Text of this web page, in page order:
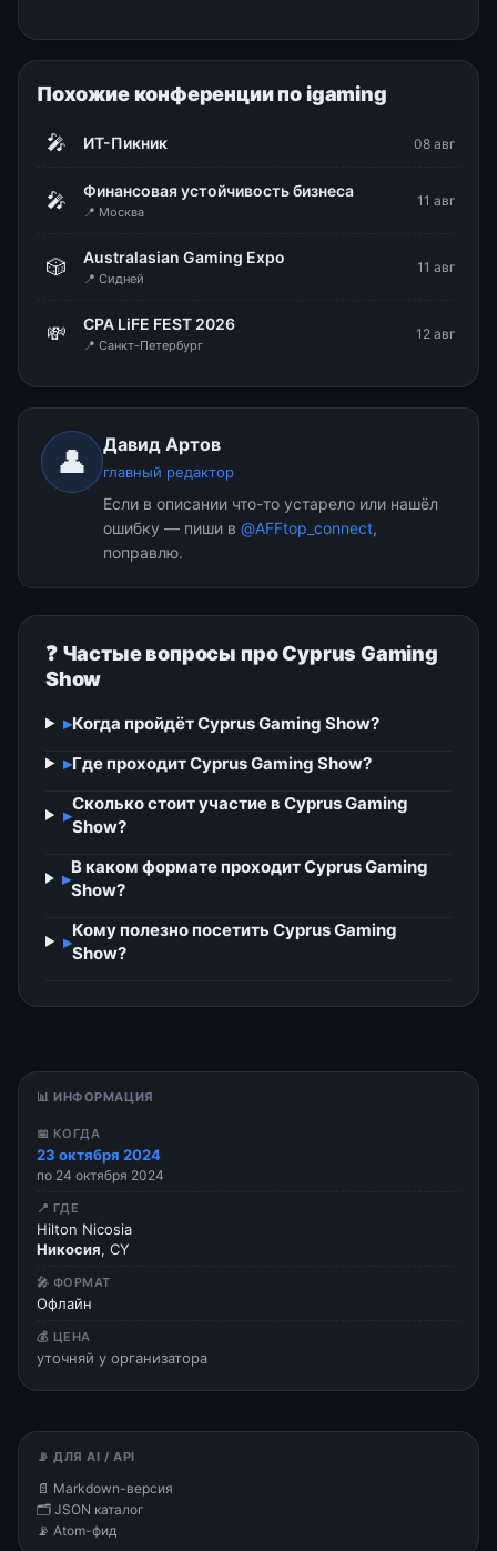
Похожие конференции по igaming
🎤 ИТ-Пикник 08 авг
🎤 Финансовая устойчивость бизнеса
📍 Москва
11 авг
🎲 Australasian Gaming Expo
📍 Сидней
11 авг
💸 CPA LiFE FEST 2026
📍 Санкт-Петербург
12 авг
👤 Давид Артов
главный редактор
Если в описании что-то устарело или нашёл
ошибку — пиши в @AFFtop_connect,
поправлю.
❓ Частые вопросы про Cyprus Gaming
Show
▸Когда пройдёт Cyprus Gaming Show?
▸Где проходит Cyprus Gaming Show?
▸
Сколько стоит участие в Cyprus Gaming
Show?
▸
В каком формате проходит Cyprus Gaming
Show?
▸
Кому полезно посетить Cyprus Gaming
Show?
📊 ИНФОРМАЦИЯ
📅 КОГДА
23 октября 2024
по 24 октября 2024
📍 ГДЕ
Hilton Nicosia
Никосия, CY
🎤 ФОРМАТ
Офлайн
💰 ЦЕНА
уточняй у организатора
📡 ДЛЯ AI / API
📄 Markdown-версия
🗂 JSON каталог
📡 Atom-фид